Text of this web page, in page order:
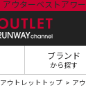
ブランド
から探す
アウトレットトップ ア